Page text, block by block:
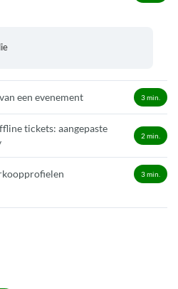
een evenement 3min.
tickets: aangepaste
2 min.
3min.
en betaallink naar klant